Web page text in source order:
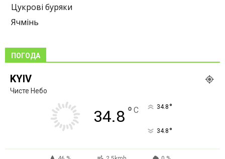
Цукрові буряки
Ячмінь
ПОГОДА
KYIV
Чисте Небо
34.8 ° C 34.8 °
34.8 °